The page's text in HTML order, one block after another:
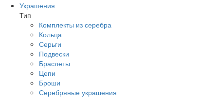
Украшения
Тип
Комплекты из серебра
Кольца
Серьги
Подвески
Браслеты
Цепи
Броши
Серебряные украшения